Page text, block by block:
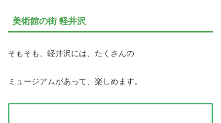
美術館の街 軽井沢
そもそも、軽井沢には、たくさんの
ミュージアムがあって、楽しめます。